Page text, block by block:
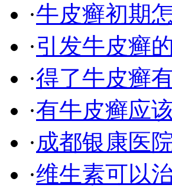
·牛皮癣初期
·引发牛皮癣
·得了牛皮癣
·有牛皮癣应
·成都银康医
·维生素可以